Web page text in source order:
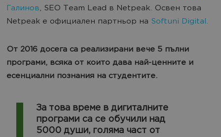
Галинов, SEO Team Lead в Netpeak. Освен това
Netpeak е официален партньор на Softuni Digital.
От 2016 досега са реализирани вече 5 пълни
програми, всяка от които дава най-ценните и
есенциални познания на студентите.
За това време в дигиталните
програми са се обучили над
5000 души, голяма част от